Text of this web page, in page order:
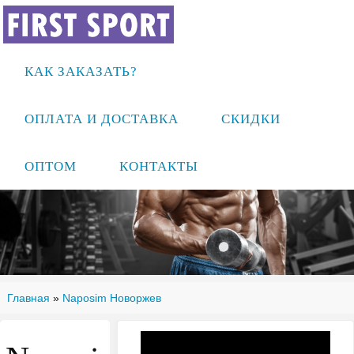
КАК ЗАКАЗАТЬ?
ОПЛАТА И ДОСТАВКА СКИДКИ
ОПТОМ КОНТАКТЫ
Главная » Naposim Новоржев